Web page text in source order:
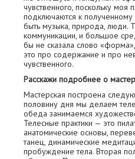
чувственного, поскольку моя
подключаются к
быть музыка, природа, люди.
коммуникации, и большое
бы не сказала слово
это про содержание и про
чувственного.
Расскажи подробнее о
Мастерская построена
половину дня мы делаем
обеда занимаемся
Телесные практики — это
анатомические основы,
танец, динамические
пробуждение тела. Вторая